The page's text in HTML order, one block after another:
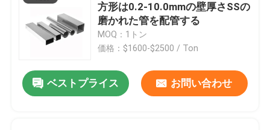
方形は0.2-10.0mmの壁厚さSSの
磨かれた管を配管する
MOQ：1トン
価格：$1600-$2500 / Ton
ベストプライス お問い合わせ